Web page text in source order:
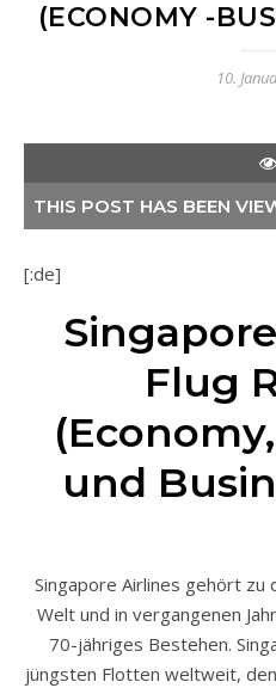
(ECONOMY -
10.
THIS POST HAS BEEN
[:de]
Flug
und
Singapore Airlines gehört zu
Welt und in vergangenen
70-jähriges Bestehen.
jüngsten Flotten weltweit,